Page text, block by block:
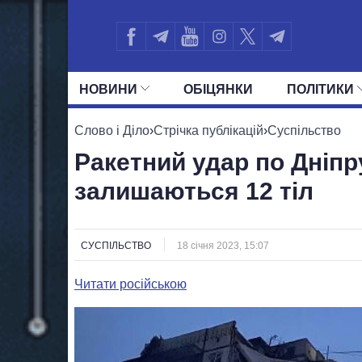
НОВИНИ ОБIЦЯНКИ ПОЛIТИКИ
УСІ ПОЛІТИКИ ПРЕЗИДЕНТ І ОФІС
Слово і Діло›Стрічка публікацій›Суспільство
Ракетний удар по
залишаються 12 тіл
СУСПІЛЬСТВО 18 січня 2023, 15:07
Читати російською